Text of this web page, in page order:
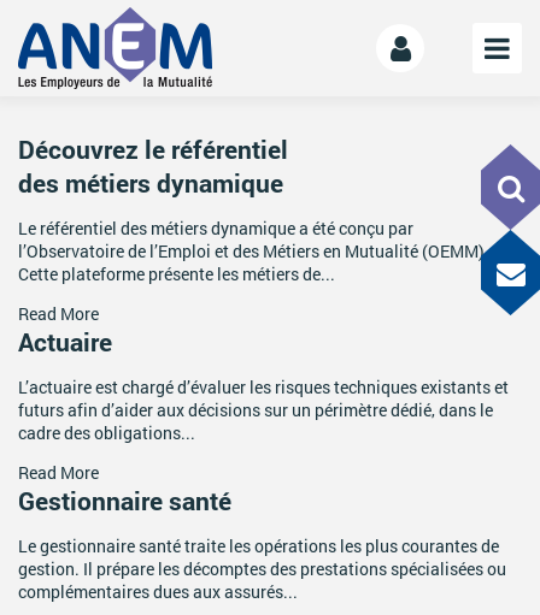
L’ANEM
Notre mission
La gouvernance
L’équipe
L’ESS
LE MANIFESTE
Les mutuelles donnent des ailes
OFFRE DE SERVICES
ACTIVITÉS PARITAIRES
Les instances paritaires
Découvrez le référentiel
des métiers dynamique
Le référentiel des métiers dynamique a été conçu par
l’Observatoire de l’Emploi et des Métiers en Mutualité (OEMM).
Cette plateforme présente les métiers de...
Read More
Actuaire
L’actuaire est chargé d’évaluer les risques techniques existants et
futurs afin d’aider aux décisions sur un périmètre dédié, dans le
cadre des obligations...
Read More
Gestionnaire santé
Le gestionnaire santé traite les opérations les plus courantes de
gestion. Il prépare les décomptes des prestations spécialisées ou
complémentaires dues aux assurés...